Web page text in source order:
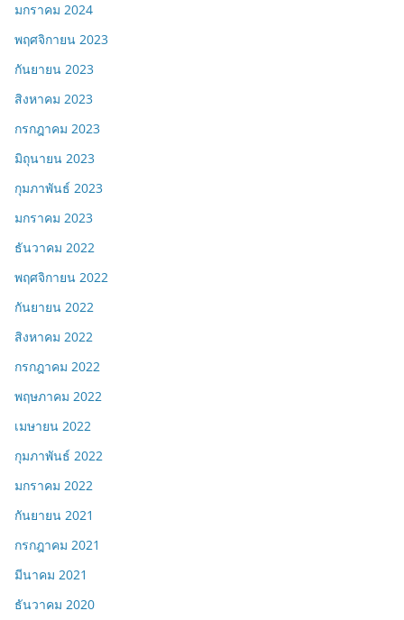
มกราคม 2024
พฤศจิกายน 2023
กันยายน 2023
สิงหาคม 2023
กรกฎาคม 2023
มิถุนายน 2023
กุมภาพันธ์ 2023
มกราคม 2023
ธันวาคม 2022
พฤศจิกายน 2022
กันยายน 2022
สิงหาคม 2022
กรกฎาคม 2022
พฤษภาคม 2022
เมษายน 2022
กุมภาพันธ์ 2022
มกราคม 2022
กันยายน 2021
กรกฎาคม 2021
มีนาคม 2021
ธันวาคม 2020